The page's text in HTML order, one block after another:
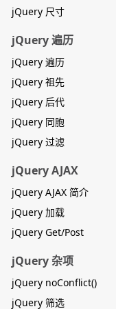
jQuery 尺寸
jQuery 遍历
jQuery 遍历
jQuery 祖先
jQuery 后代
jQuery 同胞
jQuery 过滤
jQuery AJAX
jQuery AJAX 简介
jQuery 加载
jQuery Get/Post
jQuery 杂项
jQuery noConflict()
jQuery 筛选